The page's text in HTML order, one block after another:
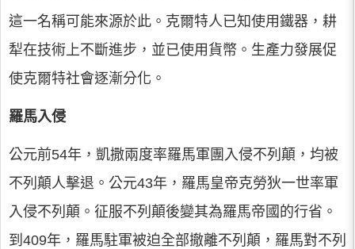
這一名稱可能來源於此。克爾特人已知使用鐵器，耕
犁在技術上不斷進步，並已使用貨幣。生產力發展促
使克爾特社會逐漸分化。
羅馬入侵
公元前54年，凱撒兩度率羅馬軍團入侵不列顛，均被
不列顛人擊退。公元43年，羅馬皇帝克勞狄一世率軍
入侵不列顛。征服不列顛後變其為羅馬帝國的行省。
到409年，羅馬駐軍被迫全部撤離不列顛，羅馬對不列